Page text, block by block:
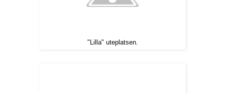
"Lilla" uteplatsen.